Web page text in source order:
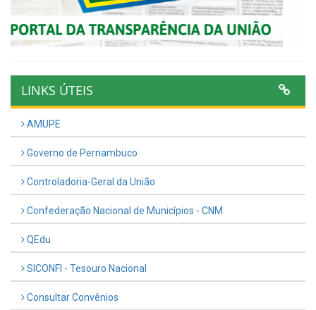
LINKS ÚTEIS
AMUPE
Governo de Pernambuco
Controladoria-Geral da União
Confederação Nacional de Municípios - CNM
QEdu
SICONFI - Tesouro Nacional
Consultar Convênios